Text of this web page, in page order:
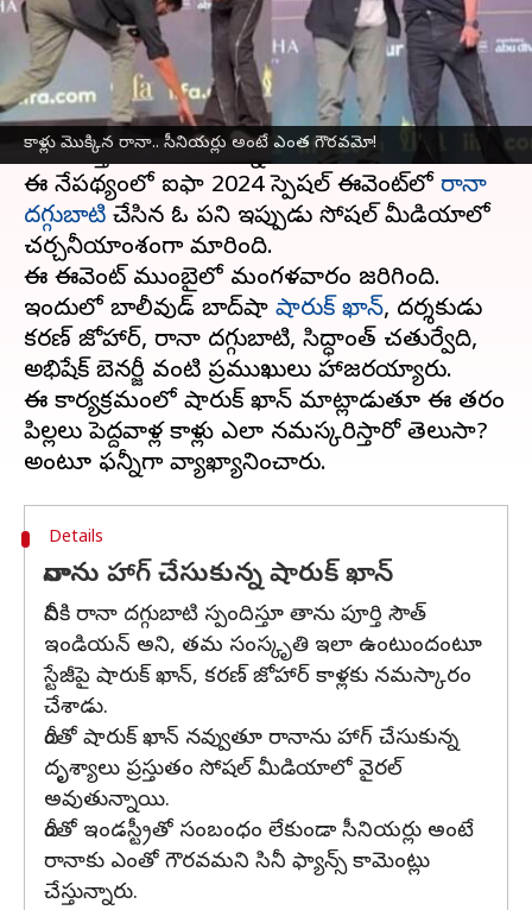
కాళ్లు మొక్కిన రానా.. సీనియర్లు అంటే ఎంత గౌరవమో!
వ్రాసిన వారు Jayachandra Akuri Sep 11, 2024 10:28 am
ఈ వార్తాకథనం ఏంటి
సౌత్ ఇండియన్ హీరోలు ఇప్పుడు బాలీవుడ్‌లో కూడా
తమ సత్తాను చాటుతున్నారు.
ఈ నేపథ్యంలో ఐఫా 2024 స్పెషల్ ఈవెంట్‌లో రానా
దగ్గుబాటి చేసిన ఓ పని ఇప్పుడు సోషల్ మీడియాలో
చర్చనీయాంశంగా మారింది.
ఈ ఈవెంట్ ముంబైలో మంగళవారం జరిగింది.
ఇందులో బాలీవుడ్ బాద్‌షా షారుక్ ఖాన్, దర్శకుడు
కరణ్ జోహార్‌, రానా దగ్గుబాటి, సిద్ధాంత్ చతుర్వేది,
అభిషేక్ బెనర్జీ వంటి ప్రముఖులు హాజరయ్యారు.
ఈ కార్యక్రమంలో షారుక్ ఖాన్ మాట్లాడుతూ ఈ తరం
పిల్లలు పెద్దవాళ్ల కాళ్లు ఎలా నమస్కరిస్తారో తెలుసా?
Details
రానాను హాగ్ చేసుకున్న షారుక్ ఖాన్
దీనికి రానా దగ్గుబాటి స్పందిస్తూ తాను పూర్తి సౌత్
ఇండియన్ అని, తమ సంస్కృతి ఇలా ఉంటుందంటూ
స్టేజీపై షారుక్ ఖాన్, కరణ్ జోహార్ కాళ్లకు నమస్కారం
చేశాడు.
దీంతో షారుక్ ఖాన్ నవ్వుతూ రానాను హాగ్ చేసుకున్న
దృశ్యాలు ప్రస్తుతం సోషల్ మీడియాలో వైరల్
అవుతున్నాయి.
దీంతో ఇండస్ట్రీతో సంబంధం లేకుండా సీనియర్లు అంటే
రానాకు ఎంతో గౌరవమని సినీ ఫ్యాన్స్ కామెంట్లు
చేస్తున్నారు.